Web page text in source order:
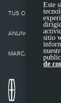
ni
TUS OPCIONES
ANUNCIOS
MARCAS
Este
sitio
de